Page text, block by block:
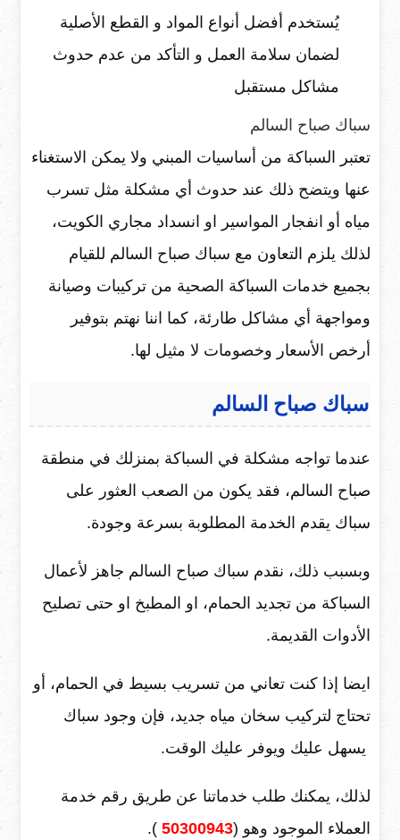
يُستخدم أفضل أنواع المواد و القطع الأصلية
لضمان سلامة العمل و التأكد من عدم حدوث
مشاكل مستقبل
سباك صباح السالم
تعتبر السباكة من أساسيات المبني ولا يمكن الاستغناء
عنها ويتضح ذلك عند حدوث أي مشكلة مثل تسرب
مياه أو انفجار المواسير او انسداد مجاري الكويت،
لذلك يلزم التعاون مع سباك صباح السالم للقيام
بجميع خدمات السباكة الصحية من تركيبات وصيانة
ومواجهة أي مشاكل طارئة، كما اننا نهتم بتوفير
أرخص الأسعار وخصومات لا مثيل لها.
سباك صباح السالم
عندما تواجه مشكلة في السباكة بمنزلك في منطقة
صباح السالم، فقد يكون من الصعب العثور على
سباك يقدم الخدمة المطلوبة بسرعة وجودة.
وبسبب ذلك، نقدم سباك صباح السالم جاهز لأعمال
السباكة من تجديد الحمام، او المطبخ او حتى تصليح
الأدوات القديمة.
ايضا إذا كنت تعاني من تسريب بسيط في الحمام، أو
تحتاج لتركيب سخان مياه جديد، فإن وجود سباك
يسهل عليك ويوفر عليك الوقت.
لذلك، يمكنك طلب خدماتنا عن طريق رقم خدمة
العملاء الموجود وهو (50300943
).